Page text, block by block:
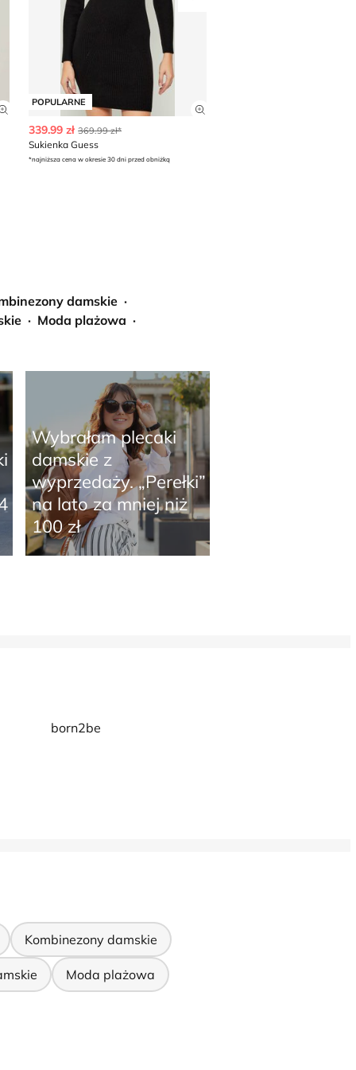
Zobacz szczegóły produktu
POPULARNE
Zobacz szczegóły
339.99 zł 369.99 zł*
Sukienka Guess
*najniższa cena w okresie 30 dni przed obniżką
Przesuń w prawo
damskie
Moda plażowa
Wybrałam plecaki
damskie z
wyprzedaży. „Perełki”
na lato za mniej niż
100 zł
born2be
Kombinezony damskie
Moda plażowa